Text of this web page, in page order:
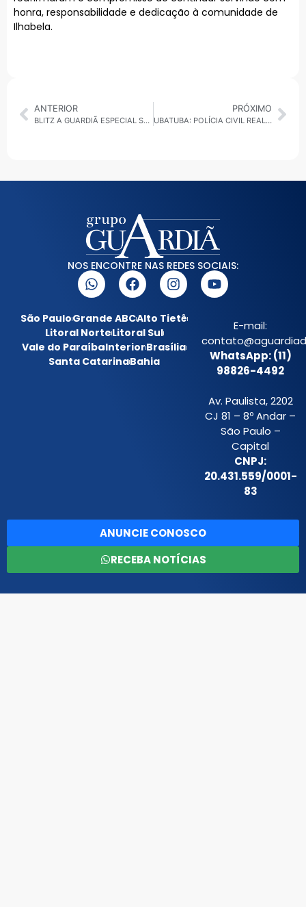
honra, responsabilidade e dedicação à comunidade de
Ilhabela.
ANTERIOR
BLITZ A GUARDIÃ ESPECIAL SANTO ANDRÉ EM TRANSFORMAÇÃO: OBRAS MUDAM A PAISAGEM E IMPULSIONAM O DESENVOLVIMENTO URBANO
PRÓXIMO
UBATUBA: POLÍCIA CIVIL REALIZA MEGAOPERAÇÃO CONTRA O TRÁFICO
NOS ENCONTRE NAS REDES SOCIAIS:
São PauloGrande ABCAlto Tietê
Litoral NorteLitoral Sul
Vale do ParaíbaInteriorBrasília
Santa CatarinaBahia
E-mail:
WhatsApp: (11)
98826-4492
Av. Paulista, 2202
CJ 81 – 8º Andar –
São Paulo –
Capital
CNPJ:
20.431.559/0001-
83
ANUNCIE CONOSCO
RECEBA NOTÍCIAS